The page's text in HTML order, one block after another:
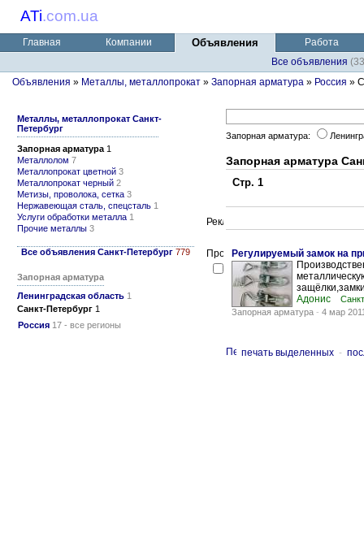
ATi.com.ua
Главная Компании Объявления
Работа
Все объявления
Объявления » Металлы, металлопрокат » Запорная арматура » Россия »
Металлы, металлопрокат Санкт-
Петербург
Запорная арматура 1
Металлолом 7
Металлопрокат цветной 3
Металлопрокат черный 2
Метизы, проволока, сетка 3
Нержавеющая сталь, спецсталь 1
Услуги обработки металла 1
Прочие металлы 3
Все объявления Санкт-Петербург 779
Запорная арматура
Ленинградская область 1
Санкт-Петербург 1
Россия 17 - все регионы
Запорная арматура:
Запорная арматура
Стр. 1
Регулируемый замок на
Адонис
Запорная арматура - 4 мар
печать выделенных -